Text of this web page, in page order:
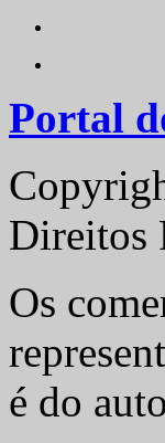
Portal
Direitos
Os
é do